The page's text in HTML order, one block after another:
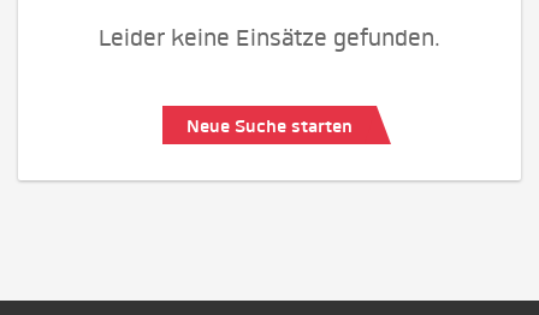
Leider keine Einsätze gefunden.
Neue Suche starten